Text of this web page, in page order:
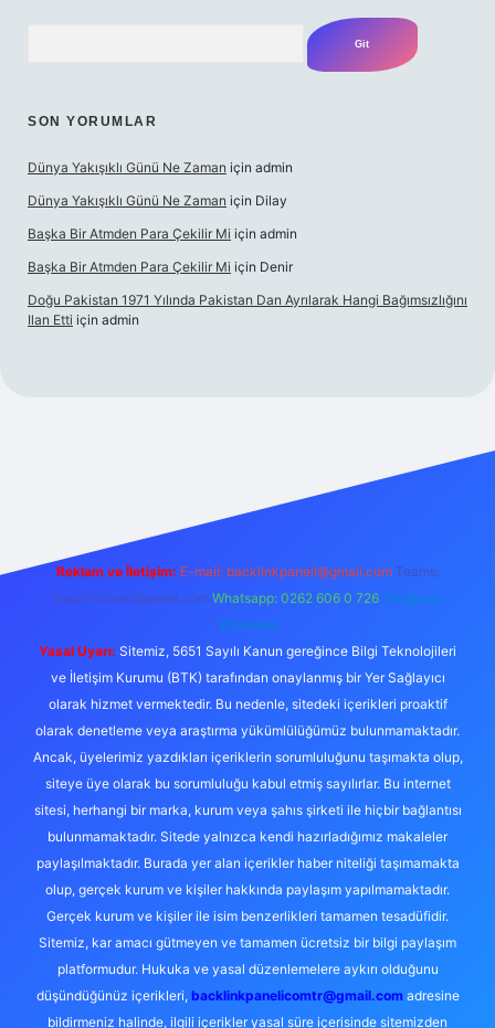
SON YORUMLAR
Dünya Yakışıklı Günü Ne Zaman için admin
Dünya Yakışıklı Günü Ne Zaman için Dilay
Başka Bir Atmden Para Çekilir Mi için admin
Başka Bir Atmden Para Çekilir Mi için Denir
Doğu Pakistan 1971 Yılında Pakistan Dan Ayrılarak Hangi Bağımsızlığını
Ilan Etti için admin
Reklam ve İletişim: E-mail: backlinkpaneli@gmail.com Teams:
forumhizmeti@gmail.com Whatsapp: 0262 606 0 726 Telegram:
@karabul
Yasal Uyarı: Sitemiz, 5651 Sayılı Kanun gereğince Bilgi Teknolojileri
ve İletişim Kurumu (BTK) tarafından onaylanmış bir Yer Sağlayıcı
olarak hizmet vermektedir. Bu nedenle, sitedeki içerikleri proaktif
olarak denetleme veya araştırma yükümlülüğümüz bulunmamaktadır.
Ancak, üyelerimiz yazdıkları içeriklerin sorumluluğunu taşımakta olup,
siteye üye olarak bu sorumluluğu kabul etmiş sayılırlar. Bu internet
sitesi, herhangi bir marka, kurum veya şahıs şirketi ile hiçbir bağlantısı
bulunmamaktadır. Sitede yalnızca kendi hazırladığımız makaleler
paylaşılmaktadır. Burada yer alan içerikler haber niteliği taşımamakta
olup, gerçek kurum ve kişiler hakkında paylaşım yapılmamaktadır.
Gerçek kurum ve kişiler ile isim benzerlikleri tamamen tesadüfidir.
Sitemiz, kar amacı gütmeyen ve tamamen ücretsiz bir bilgi paylaşım
platformudur. Hukuka ve yasal düzenlemelere aykırı olduğunu
düşündüğünüz içerikleri, backlinkpanelicomtr@gmail.comadresine
bildirmeniz halinde, ilgili içerikler yasal süre içerisinde sitemizden